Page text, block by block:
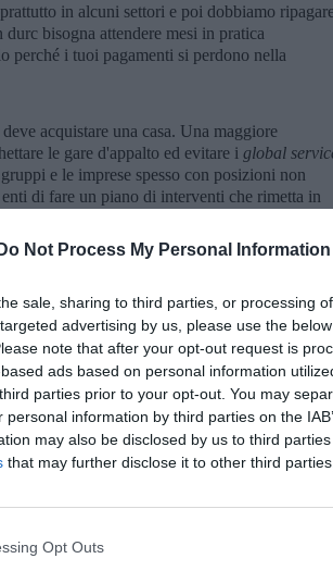
Do Not Process My Personal Information
sale, sharing to third parties, or processing
advertising by us, please use the
note that after your opt-out request is
ads based on personal information
parties prior to your opt-out. You may
information by third parties on the
may also be disclosed by us to third
that may further disclose it to other third parties.
Opt Outs
in alcuni settori e poi dobbiamo
bisogna attendere mesi in pratica
perché i tuoi pagamenti si perdono nella
acquistare una casa. Una maggiore
le gare d'appalto ed evitare i global
e le imprese spesso con posizioni non
di fare un piano di interventi che rimetta in
utili per i cittadini e che a noi darebbero
della imprese del 50 per cento, mentre
vuole dire che si sta erodendo le riserve
alla
di posta.